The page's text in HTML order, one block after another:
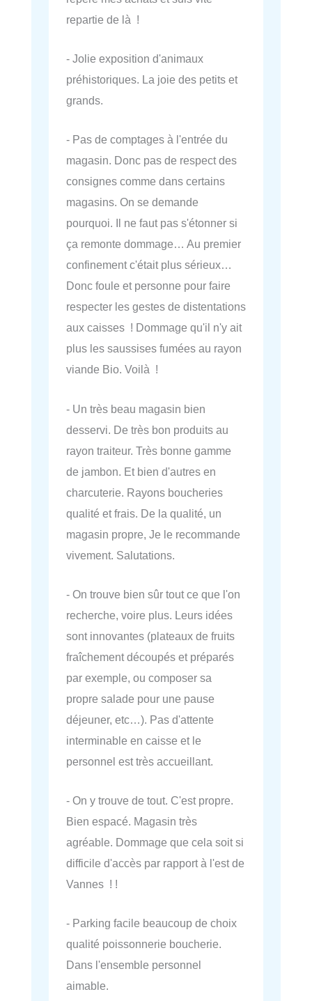
repartie de là !
- Jolie exposition d'animaux
préhistoriques. La joie des petits et
grands.
- Pas de comptages à l'entrée du
magasin. Donc pas de respect des
consignes comme dans certains
magasins. On se demande
pourquoi. Il ne faut pas s'étonner si
ça remonte dommage… Au premier
confinement c'était plus sérieux…
Donc foule et personne pour faire
respecter les gestes de distentations
aux caisses ! Dommage qu'il n'y ait
plus les saussises fumées au rayon
viande Bio. Voilà !
- Un très beau magasin bien
desservi. De très bon produits au
rayon traiteur. Très bonne gamme
de jambon. Et bien d'autres en
charcuterie. Rayons boucheries
qualité et frais. De la qualité, un
magasin propre, Je le recommande
vivement. Salutations.
- On trouve bien sûr tout ce que l'on
recherche, voire plus. Leurs idées
sont innovantes (plateaux de fruits
fraîchement découpés et préparés
par exemple, ou composer sa
propre salade pour une pause
déjeuner, etc…). Pas d'attente
interminable en caisse et le
personnel est très accueillant.
- On y trouve de tout. C'est propre.
Bien espacé. Magasin très
agréable. Dommage que cela soit si
difficile d'accès par rapport à l'est de
Vannes ! !
- Parking facile beaucoup de choix
qualité poissonnerie boucherie.
Dans l'ensemble personnel
aimable.